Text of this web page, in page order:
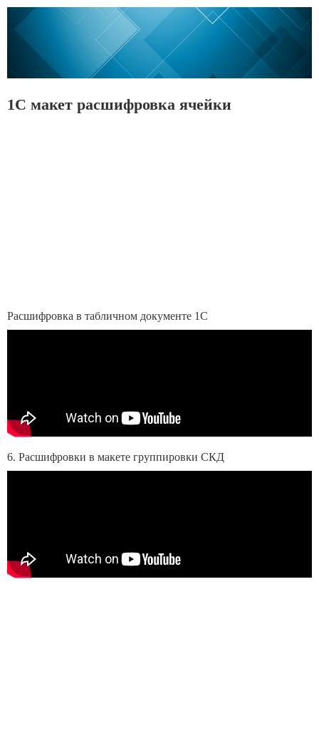
1С макет расшифровка ячейки
Расшифровка в табличном документе 1С
6. Расшифровки в макете группировки СКД